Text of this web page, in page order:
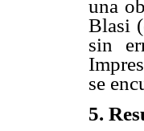
una
Blasi
sin
se
5.